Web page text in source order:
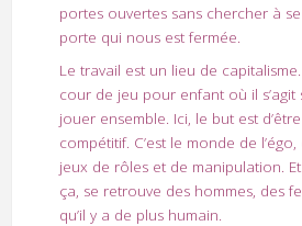
portes ouvertes sans chercher à
porte qui nous est fermée.
Le travail est un lieu de
cour de jeu pour enfant où il s’agit
jouer ensemble. Ici, le but est
compétitif. C’est le monde de
jeux de rôles et de manipulation.
ça, se retrouve des hommes, des
qu’il y a de plus humain.